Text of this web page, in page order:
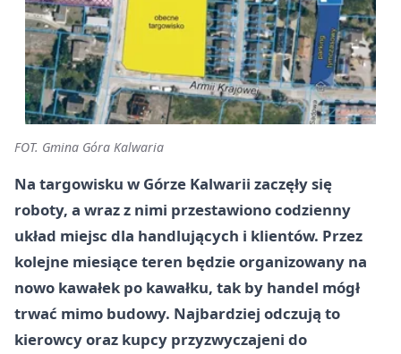
FOT. Gmina Góra Kalwaria
Na targowisku w Górze Kalwarii zaczęły się
roboty, a wraz z nimi przestawiono codzienny
układ miejsc dla handlujących i klientów. Przez
kolejne miesiące teren będzie organizowany na
nowo kawałek po kawałku, tak by handel mógł
trwać mimo budowy. Najbardziej odczują to
kierowcy oraz kupcy przyzwyczajeni do